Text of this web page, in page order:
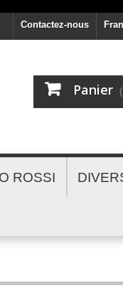
Contactez-nous
Panier
ROSSI